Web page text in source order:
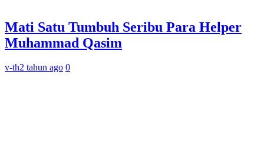
Mati Satu Tumbuh Seribu Para Helper
Muhammad Qasim
v-th2 tahun ago 0